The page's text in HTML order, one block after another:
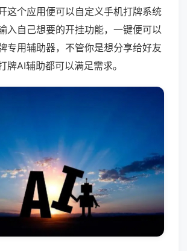
这个应用便可以自定义手机打牌系统
入自己想要的开挂功能，一键便可以
专用辅助器，不管你是想分享给好友
牌AI辅助都可以满足需求。